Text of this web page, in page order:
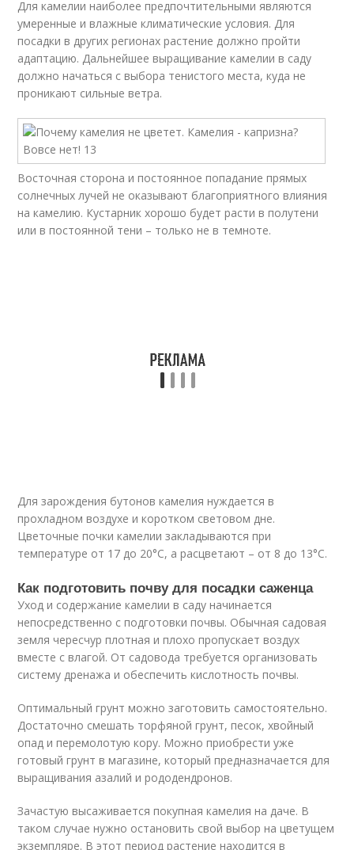
Для камелии наиболее предпочтительными являются
умеренные и влажные климатические условия. Для
посадки в других регионах растение должно пройти
адаптацию. Дальнейшее выращивание камелии в саду
должно начаться с выбора тенистого места, куда не
проникают сильные ветра.
Восточная сторона и постоянное попадание прямых
солнечных лучей не оказывают благоприятного влияния
на камелию. Кустарник хорошо будет расти в полутени
или в постоянной тени – только не в темноте.
Для зарождения бутонов камелия нуждается в
прохладном воздухе и коротком световом дне.
Цветочные почки камелии закладываются при
температуре от 17 до 20°С, а расцветают – от 8 до 13°С.
Как подготовить почву для посадки саженца
Уход и содержание камелии в саду начинается
непосредственно с подготовки почвы. Обычная садовая
земля чересчур плотная и плохо пропускает воздух
вместе с влагой. От садовода требуется организовать
систему дренажа и обеспечить кислотность почвы.
Оптимальный грунт можно заготовить самостоятельно.
Достаточно смешать торфяной грунт, песок, хвойный
опад и перемолотую кору. Можно приобрести уже
готовый грунт в магазине, который предназначается для
выращивания азалий и рододендронов.
Зачастую высаживается покупная камелия на даче. В
таком случае нужно остановить свой выбор на цветущем
экземпляре. В этот период растение находится в